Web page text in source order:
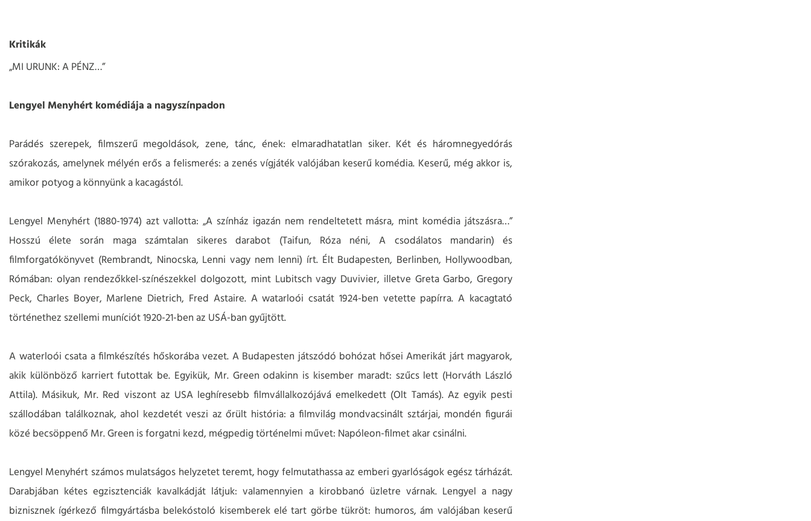
Kritikák
„MI URUNK: A PÉNZ…”
Lengyel Menyhért komédiája a nagyszínpadon
Parádés szerepek, filmszerű megoldások, zene, tánc, ének: elmaradhatatlan siker. Két és háromnegyedórás
szórakozás, amelynek mélyén erős a felismerés: a zenés vígjáték valójában keserű komédia. Keserű, még akkor is,
amikor potyog a könnyünk a kacagástól.
Lengyel Menyhért (1880-1974) azt vallotta: „A színház igazán nem rendeltetett másra, mint komédia játszásra…”
Hosszú élete során maga számtalan sikeres darabot (Taifun, Róza néni, A csodálatos mandarin) és
filmforgatókönyvet (Rembrandt, Ninocska, Lenni vagy nem lenni) írt. Élt Budapesten, Berlinben, Hollywoodban,
Rómában: olyan rendezőkkel-színészekkel dolgozott, mint Lubitsch vagy Duvivier, illetve Greta Garbo, Gregory
Peck, Charles Boyer, Marlene Dietrich, Fred Astaire. A watarloói csatát 1924-ben vetette papírra. A kacagtató
történethez szellemi muníciót 1920-21-ben az USÁ-ban gyűjtött.
A waterloói csata a filmkészítés hőskorába vezet. A Budapesten játszódó bohózat hősei Amerikát járt magyarok,
akik különböző karriert futottak be. Egyikük, Mr. Green odakinn is kisember maradt: szűcs lett (Horváth László
Attila). Másikuk, Mr. Red viszont az USA leghíresebb filmvállalkozójává emelkedett (Olt Tamás). Az egyik pesti
szállodában találkoznak, ahol kezdetét veszi az őrült história: a filmvilág mondvacsinált sztárjai, mondén figurái
közé becsöppenő Mr. Green is forgatni kezd, mégpedig történelmi művet: Napóleon-filmet akar csinálni.
Lengyel Menyhért számos mulatságos helyzetet teremt, hogy felmutathassa az emberi gyarlóságok egész tárházát.
Darabjában kétes egzisztenciák kavalkádját látjuk: valamennyien a kirobbanó üzletre várnak. Lengyel a nagy
biznisznek ígérkező filmgyártásba belekóstoló kisemberek elé tart görbe tükröt: humoros, ám valójában keserű